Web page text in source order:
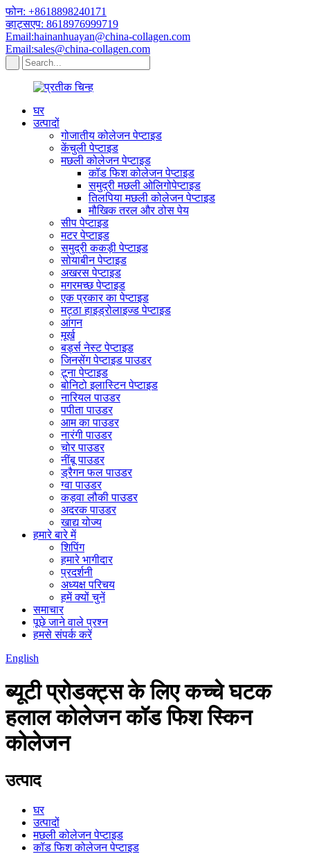
फोन: +8618898240171
व्हाट्सएप: 8618976999719
Email:hainanhuayan@china-collagen.com
Email:sales@china-collagen.com
घर
उत्पादों
गोजातीय कोलेजन पेप्टाइड
केंचुली पेप्टाइड
मछली कोलेजन पेप्टाइड
कॉड फिश कोलेजन पेप्टाइड
समुद्री मछली ओलिगोपेप्टाइड
तिलपिया मछली कोलेजन पेप्टाइड
मौखिक तरल और ठोस पेय
सीप पेप्टाइड
मटर पेप्टाइड
समुद्री ककड़ी पेप्टाइड
सोयाबीन पेप्टाइड
अखरस पेप्टाइड
मगरमच्छ पेप्टाइड
एक प्रकार का पेप्टाइड
मट्ठा हाइड्रोलाइज्ड पेप्टाइड
आंगन
मूर्ख
बर्ड्स नेस्ट पेप्टाइड
जिनसेंग पेप्टाइड पाउडर
टूना पेप्टाइड
बोनिटो इलास्टिन पेप्टाइड
नारियल पाउडर
पपीता पाउडर
आम का पाउडर
नारंगी पाउडर
चोर पाउडर
नींबू पाउडर
ड्रैगन फल पाउडर
ग्वा पाउडर
कड़वा लौकी पाउडर
अदरक पाउडर
खाद्य योज्य
हमारे बारे में
शिपिंग
हमारे भागीदार
प्रदर्शनी
अध्यक्ष परिचय
हमें क्यों चुनें
समाचार
पूछे जाने वाले प्रश्न
हमसे संपर्क करें
English
ब्यूटी प्रोडक्ट्स के लिए कच्चे घटक
हलाल कोलेजन कॉड फिश स्किन
कोलेजन
उत्पाद
घर
उत्पादों
मछली कोलेजन पेप्टाइड
कॉड फिश कोलेजन पेप्टाइड